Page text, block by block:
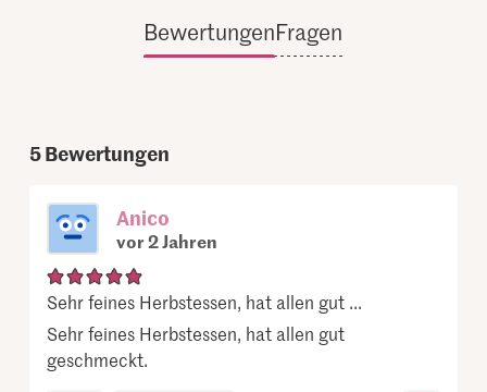
BewertungenFragen
5Bewertungen
Anico
vor 2 Jahren
Sehr feines Herbstessen, hat allen gut ...
Sehr feines Herbstessen, hat allen gut
geschmeckt.